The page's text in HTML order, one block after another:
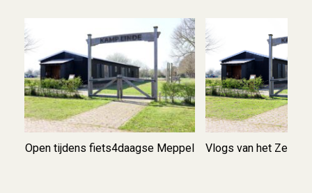
Meppel Vlogs van het Zeven Linde College